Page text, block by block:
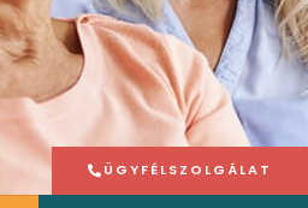
ÜGYFÉLSZOLGÁLAT